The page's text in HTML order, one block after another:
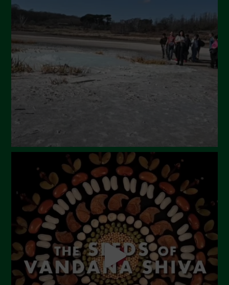
Settembre 2024
Luglio 2024
Maggio 2024
Aprile 2024
Marzo 2024
Febbraio 2024
Ottobre 2023
Settembre 2023
Agosto 2023
Luglio 2023
Giugno 2023
Maggio 2023
Aprile 2023